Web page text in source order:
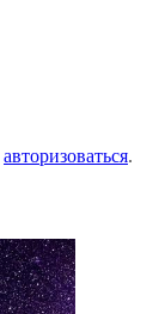
авторизоваться.